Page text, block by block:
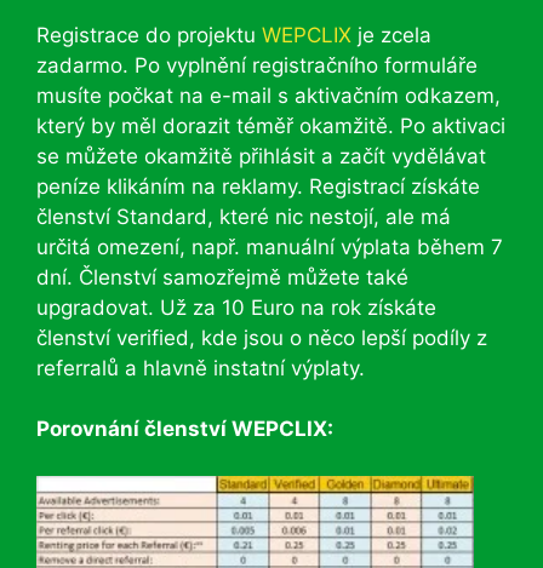
Registrace do projektu WEPCLIX je zcela
zadarmo. Po vyplnění registračního formuláře
musíte počkat na e-mail s aktivačním odkazem,
který by měl dorazit téměř okamžitě. Po aktivaci
se můžete okamžitě přihlásit a začít vydělávat
peníze klikáním na reklamy. Registrací získáte
členství Standard, které nic nestojí, ale má
určitá omezení, např. manuální výplata během 7
dní. Členství samozřejmě můžete také
upgradovat. Už za 10 Euro na rok získáte
členství verified, kde jsou o něco lepší podíly z
referralů a hlavně instatní výplaty.
Porovnání členství WEPCLIX: